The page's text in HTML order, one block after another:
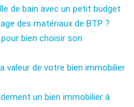
de bain avec un petit budget
des matériaux de BTP ?
bien choisir son
valeur de votre bien immobilier
un bien immobilier à